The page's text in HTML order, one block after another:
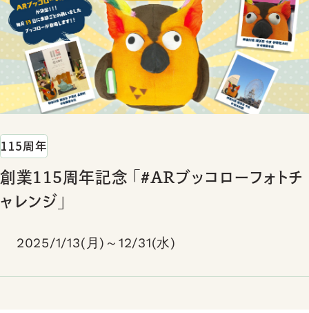
115周年
創業115周年記念 「#ARブッコローフォトチ
ャレンジ」
2025/1/13(月)～12/31(水)